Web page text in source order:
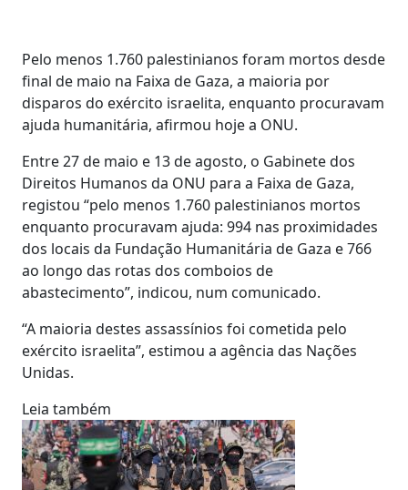
Pelo menos 1.760 palestinianos foram mortos desde
final de maio na Faixa de Gaza, a maioria por
disparos do exército israelita, enquanto procuravam
ajuda humanitária, afirmou hoje a ONU.
Entre 27 de maio e 13 de agosto, o Gabinete dos
Direitos Humanos da ONU para a Faixa de Gaza,
registou “pelo menos 1.760 palestinianos mortos
enquanto procuravam ajuda: 994 nas proximidades
dos locais da Fundação Humanitária de Gaza e 766
ao longo das rotas dos comboios de
abastecimento”, indicou, num comunicado.
“A maioria destes assassínios foi cometida pelo
exército israelita”, estimou a agência das Nações
Unidas.
Leia também